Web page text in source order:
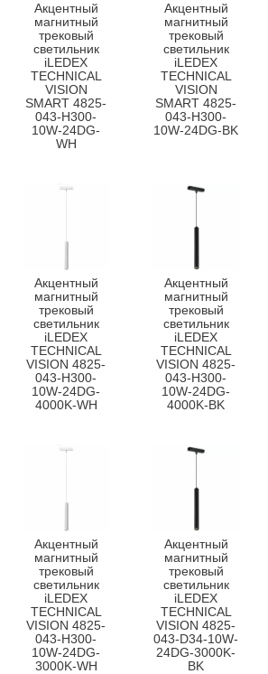
Акцентный
магнитный
трековый
светильник
iLEDEX
TECHNICAL
VISION
SMART 4825-
043-H300-
10W-24DG-
WH
Акцентный
магнитный
трековый
светильник
iLEDEX
TECHNICAL
VISION
SMART 4825-
043-H300-
10W-24DG-BK
Акцентный
магнитный
трековый
светильник
iLEDEX
TECHNICAL
VISION 4825-
043-H300-
10W-24DG-
4000K-WH
Акцентный
магнитный
трековый
светильник
iLEDEX
TECHNICAL
VISION 4825-
043-H300-
10W-24DG-
4000K-BK
Акцентный
магнитный
трековый
светильник
iLEDEX
TECHNICAL
VISION 4825-
043-H300-
10W-24DG-
3000K-WH
Акцентный
магнитный
трековый
светильник
iLEDEX
TECHNICAL
VISION 4825-
043-D34-10W-
24DG-3000K-
BK